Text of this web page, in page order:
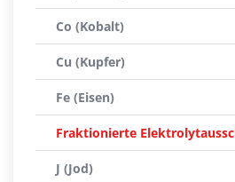
Co (Kobalt)
Cu (Kupfer)
Fe (Eisen)
Fraktionierte
J (Jod)